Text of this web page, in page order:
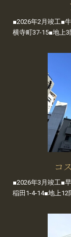
■2026年2月竣工■
横寺町37-15■地上3
コ
■2026年3月竣工■
稲田1-4-14■地上12